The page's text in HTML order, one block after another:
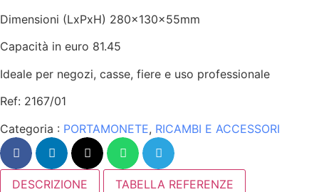
Dimensioni (LxPxH) 280x130x55mm
Capacità in euro 81.45
Ideale per negozi, casse, fiere e uso professionale
Ref: 2167/01
Categoria : PORTAMONETE, RICAMBI E ACCESSORI
DESCRIZIONE TABELLA REFERENZE